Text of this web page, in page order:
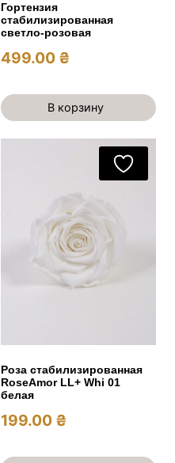
Гортензия
стабилизированная
светло-розовая
499.00 ₴
В корзину
Роза стабилизированная
RoseAmor LL+ Whi 01
белая
199.00 ₴